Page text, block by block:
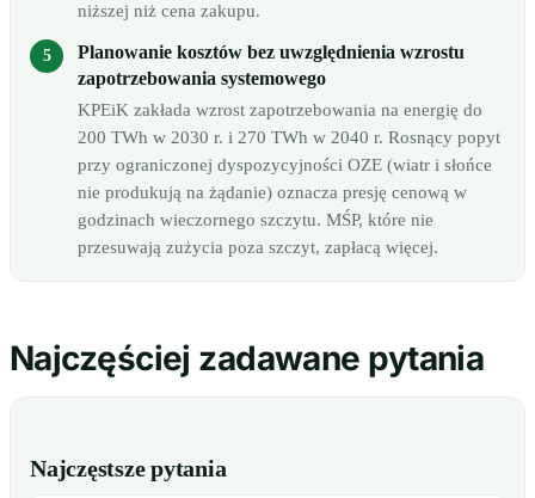
niższej niż cena zakupu.
Planowanie kosztów bez uwzględnienia wzrostu
zapotrzebowania systemowego
KPEiK zakłada wzrost zapotrzebowania na energię do
200 TWh w 2030 r. i 270 TWh w 2040 r. Rosnący popyt
przy ograniczonej dyspozycyjności OZE (wiatr i słońce
nie produkują na żądanie) oznacza presję cenową w
godzinach wieczornego szczytu. MŚP, które nie
przesuwają zużycia poza szczyt, zapłacą więcej.
Najczęściej zadawane pytania
Najczęstsze pytania